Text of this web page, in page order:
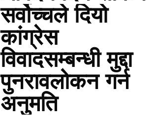
सर्वोच्चले दियो
कांग्रेस
विवादसम्बन्धी मुद्दा
पुनरावलोकन गर्न
अनुमति